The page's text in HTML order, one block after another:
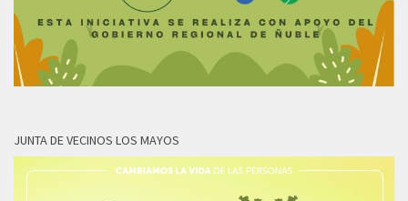
JUNTA DE VECINOS LOS MAYOS